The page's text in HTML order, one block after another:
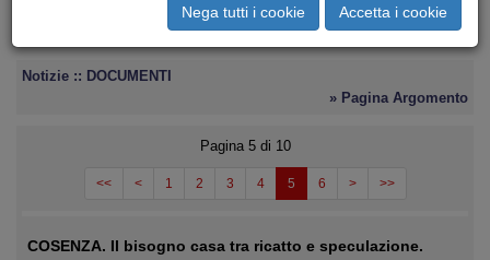
Toggle
Notizie :: DOCUMENTI
» Pagina Argomento
Pagina 5 di 10
<< < 1 2 3 4 5 6 > >>
COSENZA. Il bisogno casa tra ricatto e speculazione.
Nega tutti i cookie Accetta i cookie